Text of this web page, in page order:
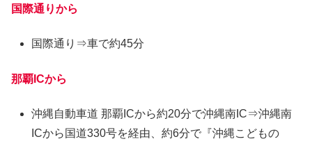
国際通りから
国際通り⇒車で約45分
那覇ICから
沖縄自動車道 那覇ICから約20分で沖縄南IC⇒沖縄南
ICから国道330号を経由、約6分で『沖縄こどもの